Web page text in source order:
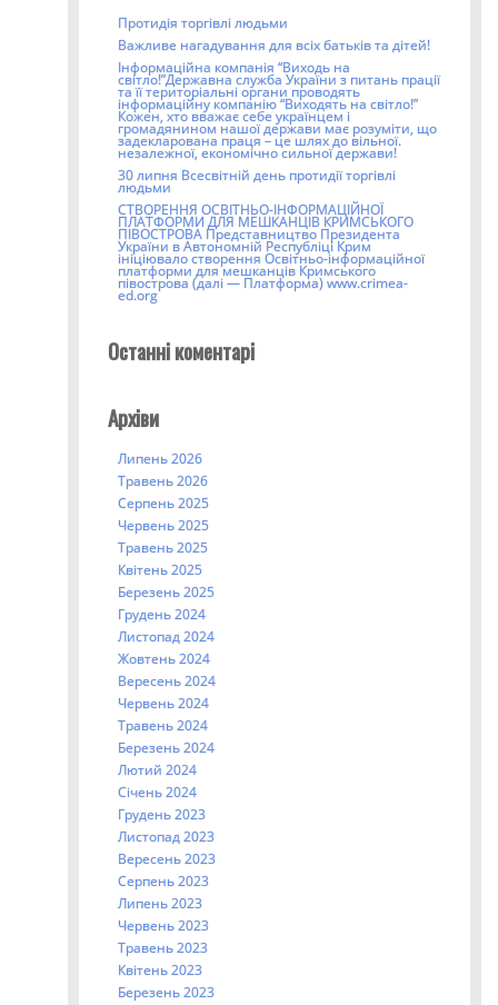
Протидія торгівлі людьми
Важливе нагадування для всіх батьків та дітей!
Інформаційна компанія “Виходь на
світло!”Державна служба України з питань прації
та її територіальні органи проводять
інформаційну компанію “Виходять на світло!”
Кожен, хто вважає себе українцем і
громадянином нашої держави має розуміти, що
задекларована праця – це шлях до вільної.
незалежної, економічно сильної держави!
30 липня Всесвітній день протидії торгівлі
людьми
СТВОРЕННЯ ОСВІТНЬО-ІНФОРМАЦІЙНОЇ
ПЛАТФОРМИ ДЛЯ МЕШКАНЦІВ КРИМСЬКОГО
ПІВОСТРОВА Представництво Президента
України в Автономній Республіці Крим
ініціювало створення Освітньо-інформаційної
платформи для мешканців Кримського
півострова (далі — Платформа) www.crimea-
ed.org
Останні коментарі
Архіви
Липень 2026
Травень 2026
Серпень 2025
Червень 2025
Травень 2025
Квітень 2025
Березень 2025
Грудень 2024
Листопад 2024
Жовтень 2024
Вересень 2024
Червень 2024
Травень 2024
Березень 2024
Лютий 2024
Січень 2024
Грудень 2023
Листопад 2023
Вересень 2023
Серпень 2023
Липень 2023
Червень 2023
Травень 2023
Квітень 2023
Березень 2023